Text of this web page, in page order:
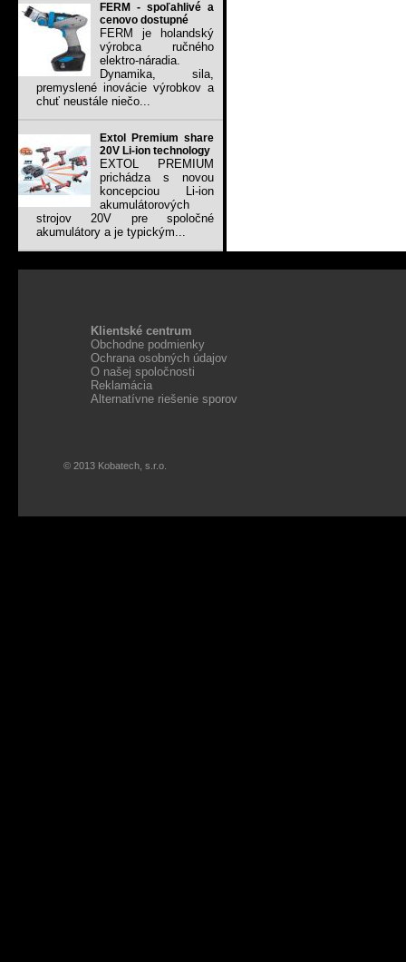
FERM - spoľahlivé a
cenovo dostupné
FERM je holandský
výrobca ručného
elektro-náradia.
Dynamika, sila,
premyslené inovácie výrobkov a
chuť neustále niečo...
Extol Premium share
20V Li-ion technology
EXTOL PREMIUM
prichádza s novou
koncepciou Li-ion
akumulátorových
strojov 20V pre spoločné
akumulátory a je typickým...
Klientské centrum
Obchodne podmienky
Ochrana osobných údajov
O našej spoločnosti
Reklamácia
Alternatívne riešenie sporov
© 2013 Kobatech, s.r.o.